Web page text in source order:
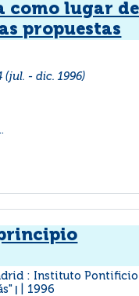
como lugar de
propuestas
(jul. - dic. 1996)
: Instituto Pontificio
1996